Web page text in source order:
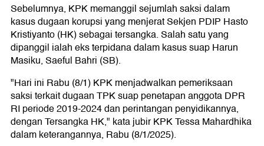
Sebelumnya, KPK memanggil sejumlah saksi dalam
kasus dugaan korupsi yang menjerat Sekjen PDIP Hasto
Kristiyanto (HK) sebagai tersangka. Salah satu yang
dipanggil ialah eks terpidana dalam kasus suap Harun
Masiku, Saeful Bahri (SB).
"Hari ini Rabu (8/1) KPK menjadwalkan pemeriksaan
saksi terkait dugaan TPK suap penetapan anggota DPR
RI periode 2019-2024 dan perintangan penyidikannya,
dengan Tersangka HK," kata jubir KPK Tessa Mahardhika
dalam keterangannya, Rabu (8/1/2025).